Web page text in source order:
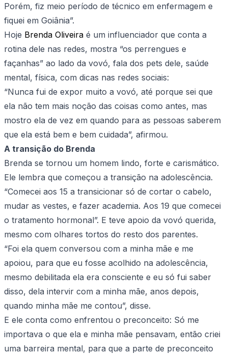
Porém, fiz meio período de técnico em enfermagem e
fiquei em Goiânia”.
Hoje Brenda Oliveira é um influenciador que conta a
rotina dele nas redes, mostra “os perrengues e
façanhas” ao lado da vovó, fala dos pets dele, saúde
mental, física, com dicas nas redes sociais:
“Nunca fui de expor muito a vovó, até porque sei que
ela não tem mais noção das coisas como antes, mas
mostro ela de vez em quando para as pessoas saberem
que ela está bem e bem cuidada”, afirmou.
A transição do Brenda
Brenda se tornou um homem lindo, forte e carismático.
Ele lembra que começou a transição na adolescência.
“Comecei aos 15 a transicionar só de cortar o cabelo,
mudar as vestes, e fazer academia. Aos 19 que comecei
o tratamento hormonal”. E teve apoio da vovó querida,
mesmo com olhares tortos do resto dos parentes.
“Foi ela quem conversou com a minha mãe e me
apoiou, para que eu fosse acolhido na adolescência,
mesmo debilitada ela era consciente e eu só fui saber
disso, dela intervir com a minha mãe, anos depois,
quando minha mãe me contou”, disse.
E ele conta como enfrentou o preconceito: Só me
importava o que ela e minha mãe pensavam, então criei
uma barreira mental, para que a parte de preconceito